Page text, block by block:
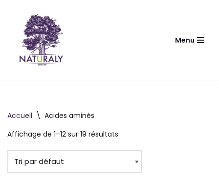
contenu
Menu
Accueil \ Acides aminés
Affichage de 1–12 sur 19 résultats